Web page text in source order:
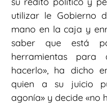
utilizar le Gobierno
mano en la caja y
saber que está
herramientas
hacerlo», ha dicho
quien a su juicio
agonía» y decide «no